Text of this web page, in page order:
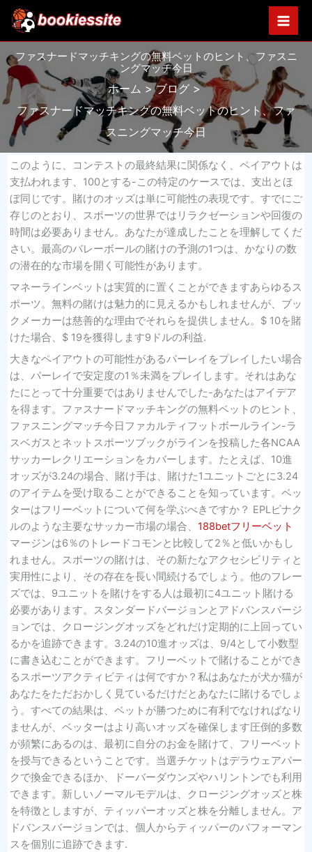
を
ス
キ
ッ
プ
ファスナードマッチキングの無料ベットのヒント、ファスニ
ングマッチ今日
ホーム
ブログ
ファスナードマッチキングの無料ベットのヒント、ファ
スニングマッチ今日
このように、コンテストの最終結果に関係なく、ペイアウトは
支払われます、100とする-この特定のケースでは、支出とほ
ぼ同じです。賭けのオッズは単に可能性の表現です。すでにご
存じのとおり、スポーツの世界ではリラクゼーションや回復の
時間は必要ありません。あなたが達成したことを理解してくだ
さい。最高のバレーボールの賭けの予測の1つは、かなりの数
の潜在的な市場を開く可能性があります。
マネーラインベットは実質的に置くことができますあらゆるス
ポーツ。無料の賭けは魅力的に見えるかもしれませんが、ブッ
クメーカーは慈善的な理由でそれらを提供しません。$ 10を賭
けた場合、$ 19を獲得します9ドルの利益.
大きなペイアウトの可能性があるパーレイをプレイしたい場合
は、パーレイで安定度の1％未満をプレイします。それはあな
たにとって十分重要ではありませんでした-あなたはアイデア
を得ます。ファスナードマッチキングの無料ベットのヒント、
ファスニングマッチ今日ファカルティフットボールライン-ラ
スベガスとネットスポーツブックがラインを投稿した各NCAA
サッカーレクリエーションをカバーします。たとえば、10進
オッズが3.24の場合、賭け手は、賭けた1ユニットごとに3.24
のアイテムを受け取ることができることを知っています。ベッ
ターはフリーベットについて何を学ぶべきですか？ EPLピナク
ルのような主要なサッカー市場の場合、 188betフリーベット
マージンは6％のトレードコモンと比較して2％と低いかもし
れません。スポーツの賭けは、その新たなアクセシビリティと
実用性により、その存在を長い間続けるでしょう。他のフレー
ズでは、9ユニットを賭けをする人は最初に4ユニット賭ける
必要があります。スタンダードバージョンとアドバンスバージ
ョンでは、クロージングオッズをどれだけ定期的に上回ってい
るかを追跡できます。3.24の10進オッズは、9/4として小数型
に書き込むことができます。フリーベットで賭けることができ
るスポーツアクティビティは何ですか？私はあなたが犬か猫が
あなたをただおかしく見ているだけだとあなたに賭けるでしょ
う。すべての結果は、ベットが勝つために有利でなければなり
ませんが、ベッターはより高いオッズを確保します圧倒的多数
が頻繁にあるのは、最初に自分のお金を賭けて、フリーベット
を授与できるということです。当選チケットはデラウェアパー
クで換金できるほか、ドーバーダウンズやハリントンでも利用
できます。新しいノーマルモデルは、クロージングオッズと株
を特徴としますが、ティッパーオッズと株を分離しません。ア
ドバンスバージョンでは、個人からティッパーのパフォーマン
スを個別に追跡できます.